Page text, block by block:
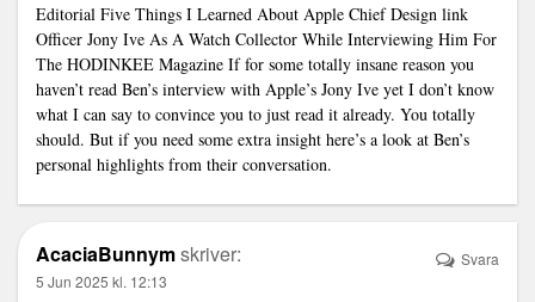
Editorial Five Things I Learned About Apple Chief Design link
Officer Jony Ive As A Watch Collector While Interviewing Him For
The HODINKEE Magazine If for some totally insane reason you
haven’t read Ben’s interview with Apple’s Jony Ive yet I don’t know
what I can say to convince you to just read it already. You totally
should. But if you need some extra insight here’s a look at Ben’s
personal highlights from their conversation.
AcaciaBunnymskriver:
5 Jun 2025 kl. 12:13
Svara